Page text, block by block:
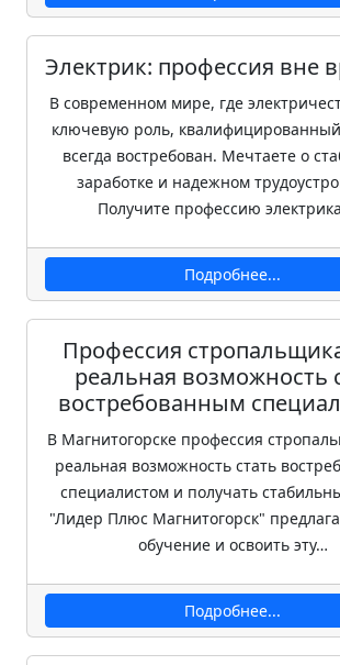
Электрик: профессия вне
В современном мире, где
ключевую роль, квалифицированный
всегда востребован. Мечтаете о
заработке и надежном
Получите профессию
Подробнее...
Профессия
реальная возможность
востребованным
В Магнитогорске профессия
реальная возможность стать
специалистом и получать
"Лидер Плюс Магнитогорск"
обучение и освоить эту…
Подробнее...